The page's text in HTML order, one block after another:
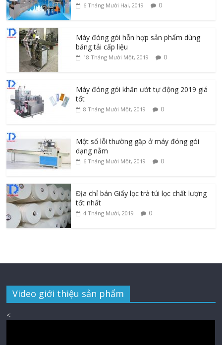
6 Tháng Mười Hai, 2019 0
Máy đóng gói hỗn hợp sản phẩm dùng
băng tải cấp liệu
18 Tháng Mười Một, 2019 0
Máy đóng gói khăn ướt tự động 2019 giá
tốt
8 Tháng Mười Một, 2019 0
Một số lỗi thường gặp ở máy đóng gói
dạng nằm
6 Tháng Mười Một, 2019 0
Địa chỉ bán Giấy lọc trà túi lọc chất lượng
tốt nhất
4 Tháng Mười, 2019 0
Video giới thiệu sản phẩm
<